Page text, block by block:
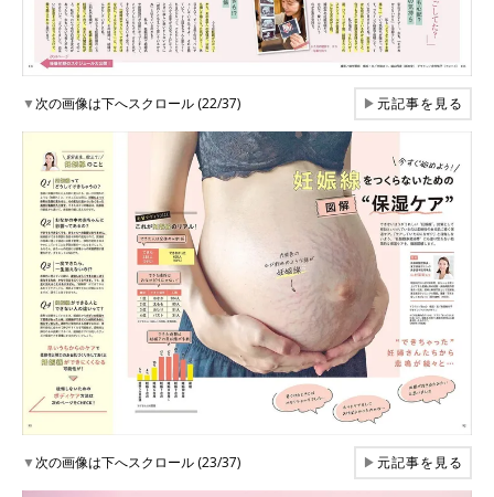
▼次の画像は下へスクロール (22/37) ▶元記事を見る
▼次の画像は下へスクロール (23/37) ▶元記事を見る